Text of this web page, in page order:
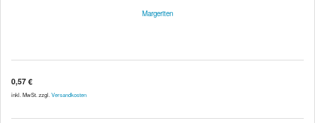
Margeriten
0,57 €
inkl. MwSt. zzgl. Versandkosten